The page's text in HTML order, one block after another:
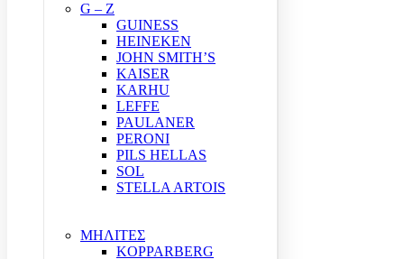
G – Z
GUINESS
HEINEKEN
JOHN SMITH’S
KAISER
KARHU
LEFFE
PAULANER
PERONI
PILS HELLAS
SOL
STELLA ARTOIS
ΜΗΛΙΤΕΣ
KOPPARBERG